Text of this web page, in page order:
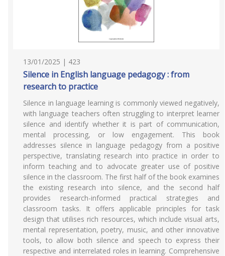
13/01/2025 | 423
Silence in English language pedagogy : from
research to practice
Silence in language learning is commonly viewed negatively,
with language teachers often struggling to interpret learner
silence and identify whether it is part of communication,
mental processing, or low engagement. This book
addresses silence in language pedagogy from a positive
perspective, translating research into practice in order to
inform teaching and to advocate greater use of positive
silence in the classroom. The first half of the book examines
the existing research into silence, and the second half
provides research-informed practical strategies and
classroom tasks. It offers applicable principles for task
design that utilises rich resources, which include visual arts,
mental representation, poetry, music, and other innovative
tools, to allow both silence and speech to express their
respective and interrelated roles in learning. Comprehensive